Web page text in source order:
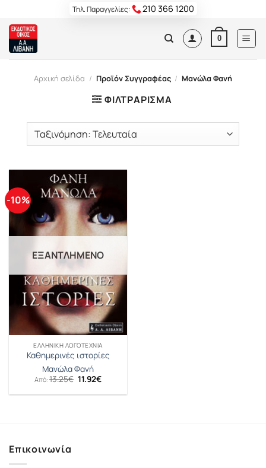
content
Τηλ. Παραγγελίες: 210 366 1200
0
Αρχική σελίδα / Προϊόν Συγγραφέας / Μανώλα Φανή
ΦΙΛΤΡΆΡΙΣΜΑ
-10%
ΕΞΑΝΤΛΗΜΈΝΟ
ΕΛΛΗΝΙΚΉ ΛΟΓΟΤΕΧΝΊΑ
Καθημερινές ιστορίες
Μανώλα Φανή
Από: 13.25€ Original
price
was:
11.92€Η
τιμή
Επικοινωνία